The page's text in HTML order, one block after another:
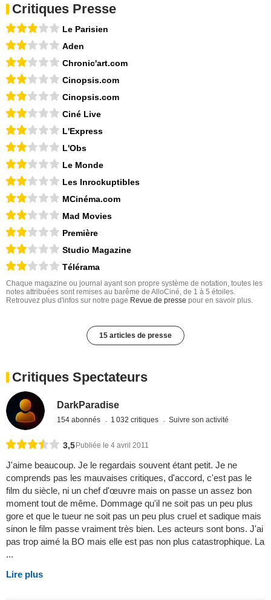
Critiques Presse
Le Parisien
Aden
Chronic'art.com
Cinopsis.com
Cinopsis.com
Ciné Live
L'Express
L'Obs
Le Monde
Les Inrockuptibles
MCinéma.com
Mad Movies
Première
Studio Magazine
Télérama
Chaque magazine ou journal ayant son propre système de notation, toutes les
notes attribuées sont remises au barême de AlloCiné, de 1 à 5 étoiles.
Retrouvez plus d'infos sur notre page Revue de presse pour en savoir plus.
15 articles de presse
Critiques Spectateurs
DarkParadise
154 abonnés 1 032 critiques Suivre son activité
3,5 Publiée le 4 avril 2011
J'aime beaucoup. Je le regardais souvent étant petit. Je ne
comprends pas les mauvaises critiques, d'accord, c'est pas le
film du siècle, ni un chef d'œuvre mais on passe un assez bon
moment tout de même. Dommage qu'il ne soit pas un peu plus
gore et que le tueur ne soit pas un peu plus cruel et sadique mais
sinon le film passe vraiment très bien. Les acteurs sont bons. J'ai
pas trop aimé la BO mais elle est pas non plus catastrophique. La
...
Lire plus